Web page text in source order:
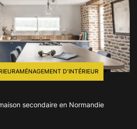
AMÉNAGEMENT D'INTÉRIEUR
secondaire en Normandie